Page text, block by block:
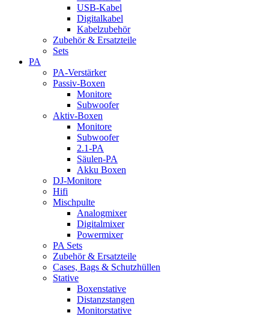
USB-Kabel
Digitalkabel
Kabelzubehör
Zubehör & Ersatzteile
Sets
PA
PA-Verstärker
Passiv-Boxen
Monitore
Subwoofer
Aktiv-Boxen
Monitore
Subwoofer
2.1-PA
Säulen-PA
Akku Boxen
DJ-Monitore
Hifi
Mischpulte
Analogmixer
Digitalmixer
Powermixer
PA Sets
Zubehör & Ersatzteile
Cases, Bags & Schutzhüllen
Stative
Boxenstative
Distanzstangen
Monitorstative